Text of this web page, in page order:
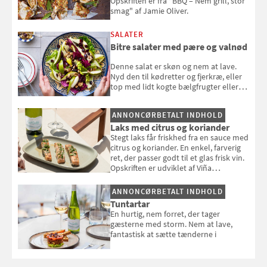
smag" af Jamie Oliver.
SALATER
Bitre salater med pære og valnød
Denne salat er skøn og nem at lave.
Nyd den til kødretter og fjerkræ, eller
top med lidt kogte bælgfrugter eller
selvstændigt måltid. Opskriften er fra
Louisa Lorangs kogebog "Salat".
ANNONCØRBETALT INDHOLD
Laks med citrus og koriander
Stegt laks får friskhed fra en sauce med
citrus og koriander. En enkel, farverig
ret, der passer godt til et glas frisk vin.
Opskriften er udviklet af Viña
ANNONCØRBETALT INDHOLD
Tuntartar
En hurtig, nem forret, der tager
gæsterne med storm. Nem at lave,
fantastisk at sætte tænderne i